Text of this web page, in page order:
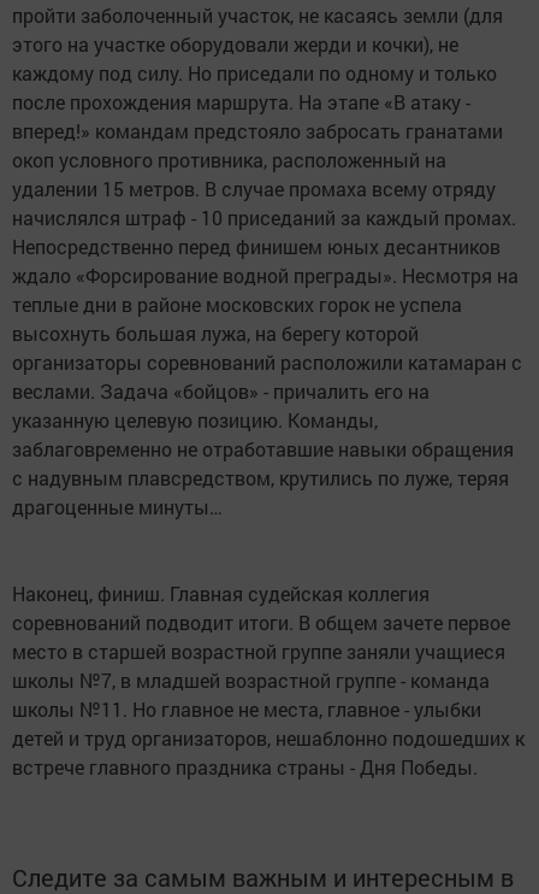
пройти заболоченный участок, не касаясь земли (для
этого на участке оборудовали жерди и кочки), не
каждому под силу. Но приседали по одному и только
после прохождения маршрута. На этапе «В атаку -
вперед!» командам предстояло забросать гранатами
окоп условного противника, расположенный на
удалении 15 метров. В случае промаха всему отряду
начислялся штраф - 10 приседаний за каждый промах.
Непосредственно перед финишем юных десантников
ждало «Форсирование водной преграды». Несмотря на
теплые дни в районе московских горок не успела
высохнуть большая лужа, на берегу которой
организаторы соревнований расположили катамаран с
веслами. Задача «бойцов» - причалить его на
указанную целевую позицию. Команды,
заблаговременно не отработавшие навыки обращения
с надувным плавсредством, крутились по луже, теряя
драгоценные минуты…
Наконец, финиш. Главная судейская коллегия
соревнований подводит итоги. В общем зачете первое
место в старшей возрастной группе заняли учащиеся
школы №7, в младшей возрастной группе - команда
школы №11. Но главное не места, главное - улыбки
детей и труд организаторов, нешаблонно подошедших к
встрече главного праздника страны - Дня Победы.
Следите за самым важным и интересным в